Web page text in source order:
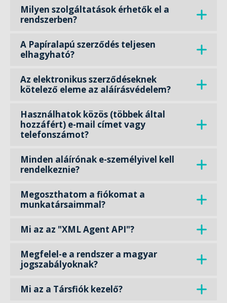
Milyen szolgáltatások érhetők el a
rendszerben?
A Papíralapú szerződés teljesen
elhagyható?
Az elektronikus szerződéseknek
kötelező eleme az aláírásvédelem?
Használhatok közös (többek által
hozzáfért) e-mail címet vagy
telefonszámot?
Minden aláírónak e-személyivel kell
rendelkeznie?
Megoszthatom a fiókomat a
munkatársaimmal?
Mi az az "XML Agent API"?
Megfelel-e a rendszer a magyar
jogszabályoknak?
Mi az a Társfiók kezelő?